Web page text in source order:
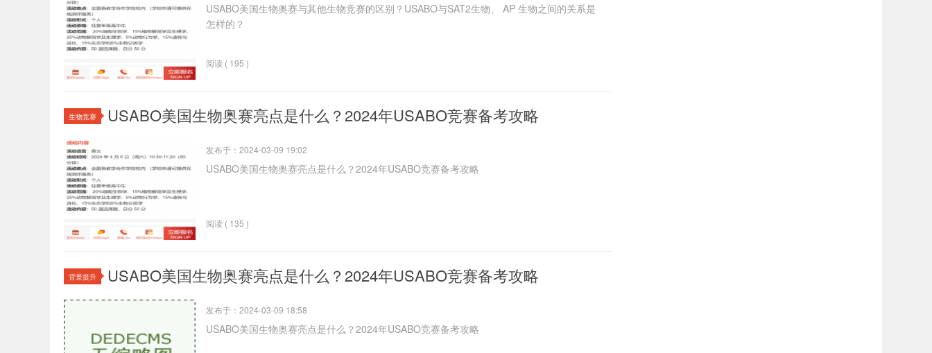
USABO美国生物奥赛与其他生物竞赛的区别？USABO与SAT2生物、 AP 生物之间的关系是
怎样的？
阅读 ( 195 )
生物竞赛 USABO美国生物奥赛亮点是什么？2024年USABO竞赛备考攻略
发布于：2024-03-09 19:02
USABO美国生物奥赛亮点是什么？2024年USABO竞赛备考攻略
阅读 ( 135 )
背景提升 USABO美国生物奥赛亮点是什么？2024年USABO竞赛备考攻略
发布于：2024-03-09 18:58
USABO美国生物奥赛亮点是什么？2024年USABO竞赛备考攻略